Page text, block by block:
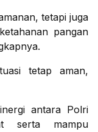
tetapi juga
pangan
tetap aman,
antara Polri
serta mampu